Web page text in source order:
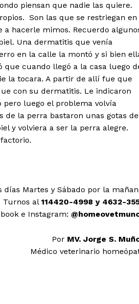
piensan que nadie las quiere.
Son las que se restriegan en
hacerle mimos. Recuerdo
Una dermatitis que venía
en la calle la montó y si bien
cuando llegó a la casa luego
la tocara. A partir de allí fue que
con su dermatitis. Le indicaron
luego el problema volvía
de la perra bastaron unas gotas de
y volviera a ser la perra alegre.
días Martes y Sábado por la
Turnos al114420-4998 y 4632-
e Instagram:
Por MV. Jorge S.
Médico veterinario